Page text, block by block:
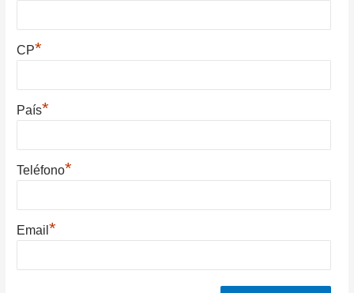
CP*
País*
Teléfono*
Email*